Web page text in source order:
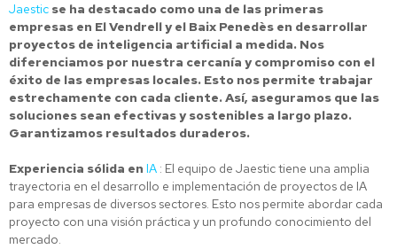
Jaestic se ha destacado como una de las primeras
empresas en El Vendrell y el Baix Penedès en desarrollar
proyectos de inteligencia artificial a medida. Nos
diferenciamos por nuestra cercanía y compromiso con el
éxito de las empresas locales. Esto nos permite trabajar
estrechamente con cada cliente. Así, aseguramos que las
soluciones sean efectivas y sostenibles a largo plazo.
Garantizamos resultados duraderos.
Experiencia sólida en IA : El equipo de Jaestic tiene una amplia
trayectoria en el desarrollo e implementación de proyectos de IA
para empresas de diversos sectores. Esto nos permite abordar cada
proyecto con una visión práctica y un profundo conocimiento del
mercado.